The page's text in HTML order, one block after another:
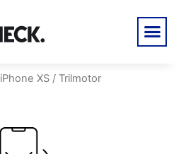
iPhone XS / Trilmotor